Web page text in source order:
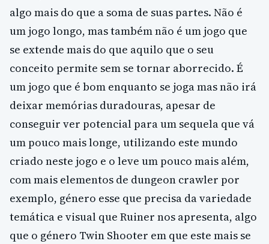
algo mais do que a soma de suas partes. Não é
um jogo longo, mas também não é um jogo que
se extende mais do que aquilo que o seu
conceito permite sem se tornar aborrecido. É
um jogo que é bom enquanto se joga mas não irá
deixar memórias duradouras, apesar de
conseguir ver potencial para um sequela que vá
um pouco mais longe, utilizando este mundo
criado neste jogo e o leve um pouco mais além,
com mais elementos de dungeon crawler por
exemplo, género esse que precisa da variedade
temática e visual que Ruiner nos apresenta, algo
que o género Twin Shooter em que este mais se